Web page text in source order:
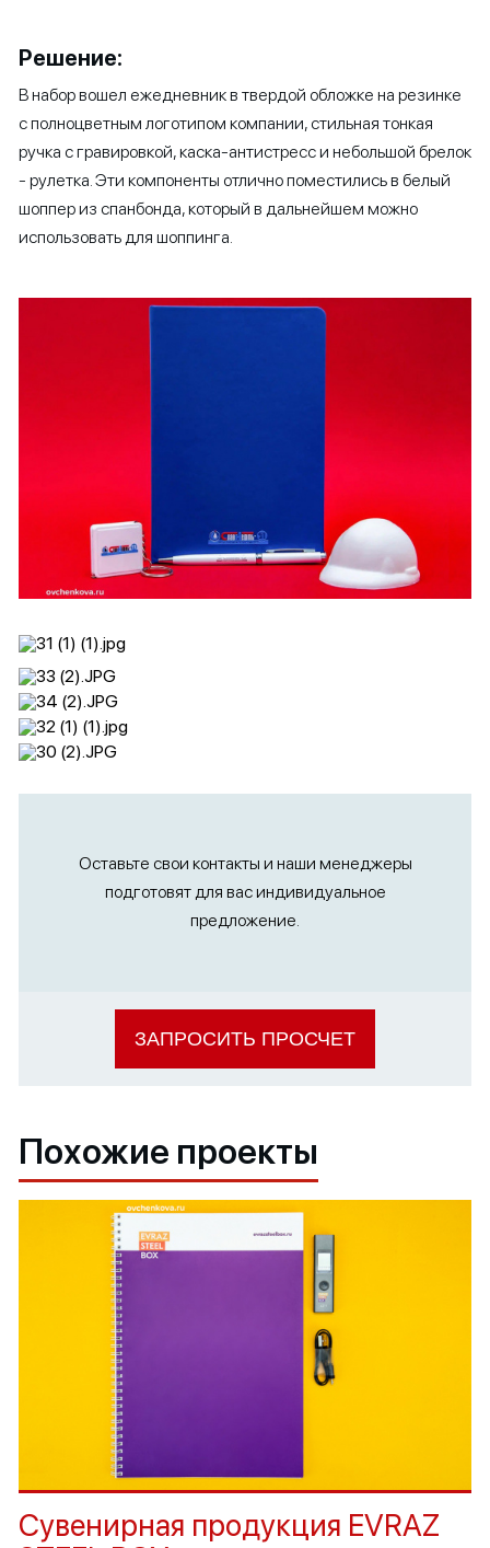
Решение:
В набор вошел ежедневник в твердой обложке на резинке
с полноцветным логотипом компании, стильная тонкая
ручка с гравировкой, каска-антистресс и небольшой брелок
- рулетка. Эти компоненты отлично поместились в белый
шоппер из спанбонда, который в дальнейшем можно
использовать для шоппинга.
ЗАПРОСИТЬ ПРОСЧЕТ
Оставьте свои контакты и наши менеджеры
подготовят для вас индивидуальное
предложение.
Похожие проекты
Сувенирная продукция EVRAZ